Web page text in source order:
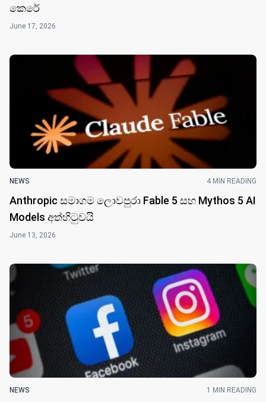
කෙරේ
June 17, 2026
NEWS 4 MIN READING
Anthropic සමාගම ලොවපුරා Fable 5 සහ Mythos 5 AI
Models අත්හිටුවයි
June 13, 2026
NEWS 1 MIN READING